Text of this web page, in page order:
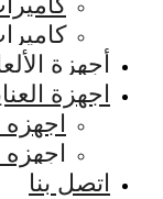
أجهزة
اجهزة
اتصل بنا